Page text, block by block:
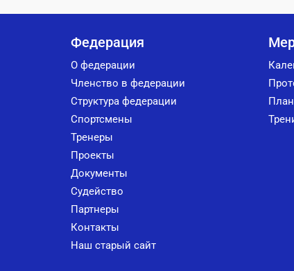
Федерация
О федерации
Членство в федерации
Структура федерации
Спортсмены
Тренеры
Проекты
Документы
Судейство
Партнеры
Контакты
Наш старый сайт